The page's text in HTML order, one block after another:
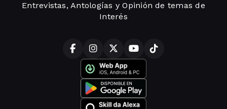
Entrevistas, Antologías y Opinión de temas de
Interés